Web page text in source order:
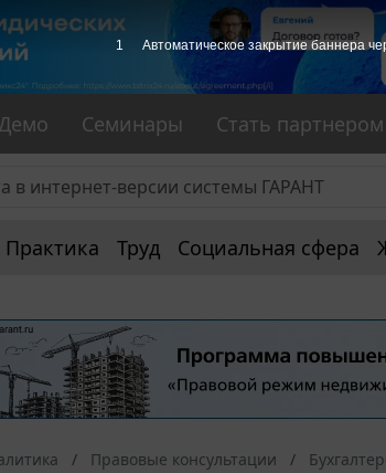
Семинары Стать партнером
Практика Труд Социальная сфера
Правовые консультации
1 Автоматическое закрытие баннера